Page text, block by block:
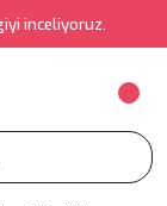
inceliyoruz.